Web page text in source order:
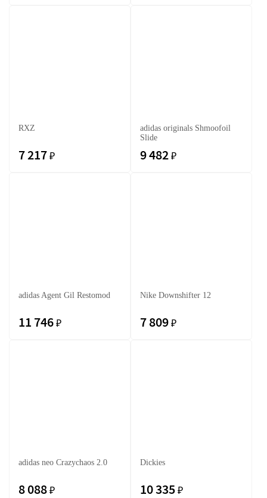
RXZ
7 217 ₽
adidas originals Shmoofoil
Slide
9 482 ₽
adidas Agent Gil Restomod
11 746 ₽
Nike Downshifter 12
7 809 ₽
adidas neo Crazychaos 2.0
8 088 ₽
Dickies
10 335 ₽